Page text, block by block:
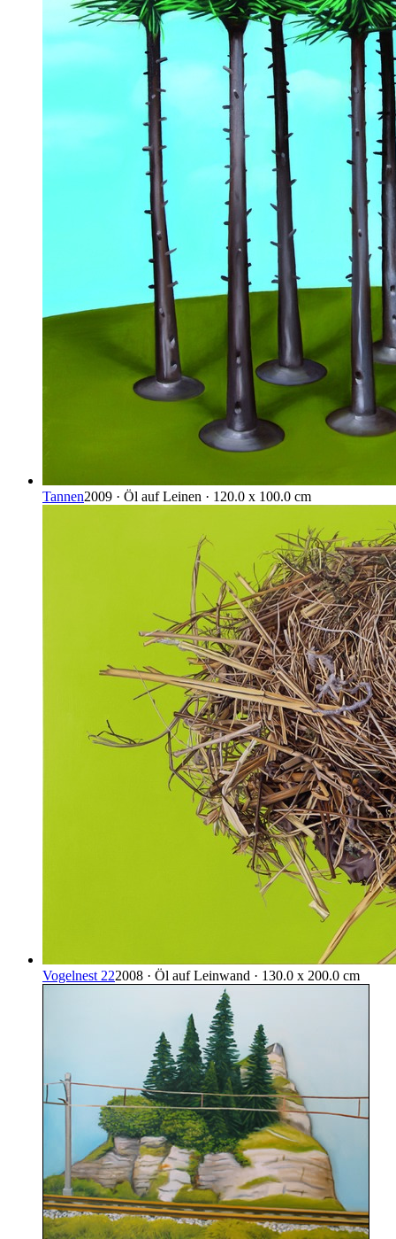
Tannen2009 · Öl auf Leinen · 120.0 x 100.0 cm
Vogelnest 222008 · Öl auf Leinwand · 130.0 x 200.0 cm